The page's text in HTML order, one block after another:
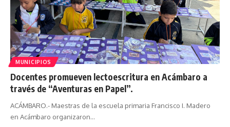
MUNICIPIOS
Docentes promueven lectoescritura en Acámbaro a
través de “Aventuras en Papel”.
ACÁMBARO.- Maestras de la escuela primaria Francisco I. Madero
en Acámbaro organizaron…